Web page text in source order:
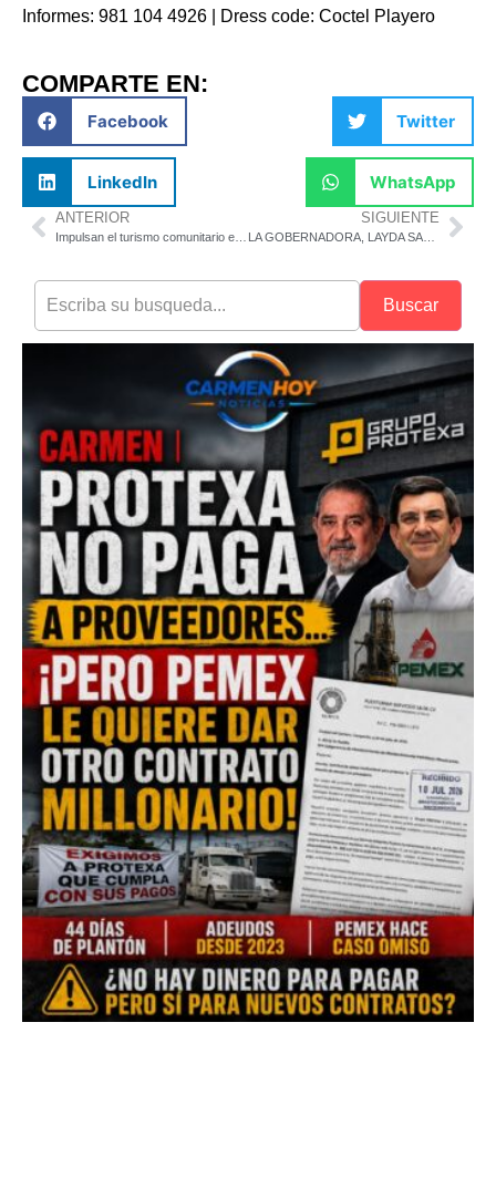
Informes: 981 104 4926 | Dress code: Coctel Playero
COMPARTE EN:
Facebook Twitter
LinkedIn WhatsApp
ANTERIOR SIGUIENTE
LA GOBERNADORA, LAYDA SANSORES INAUGURÓ NUEVA SEDE DE LAS COMISARÍAS MUNICIPAL Y EJIDAL DE RUIZ CORTINES
Buscar